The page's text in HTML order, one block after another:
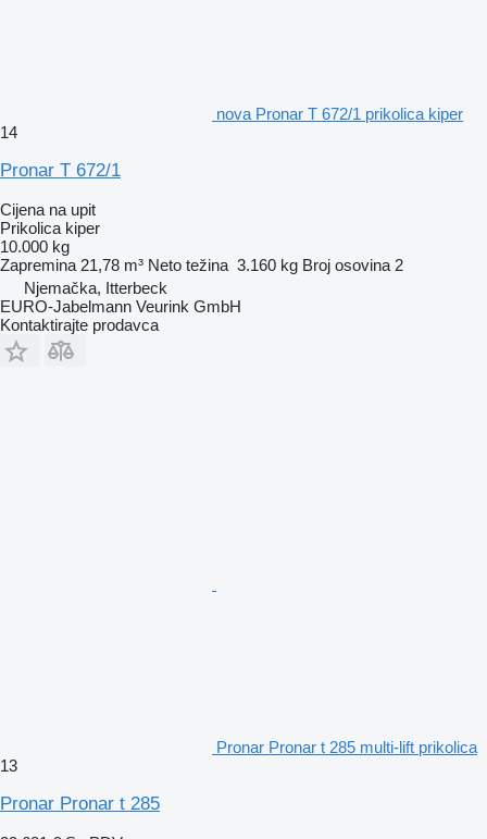
nova Pronar T 672/1 prikolica kiper
14
Pronar T 672/1
Cijena na upit
Prikolica kiper
10.000 kg
Zapremina 21,78 m³ Neto težina 3.160 kg Broj osovina 2
Njemačka, Itterbeck
EURO-Jabelmann Veurink GmbH
Kontaktirajte prodavca
Pronar Pronar t 285 multi-lift prikolica
13
Pronar Pronar t 285